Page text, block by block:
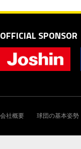
OFFICIAL SPONSOR
会社概要 球団の基本姿勢